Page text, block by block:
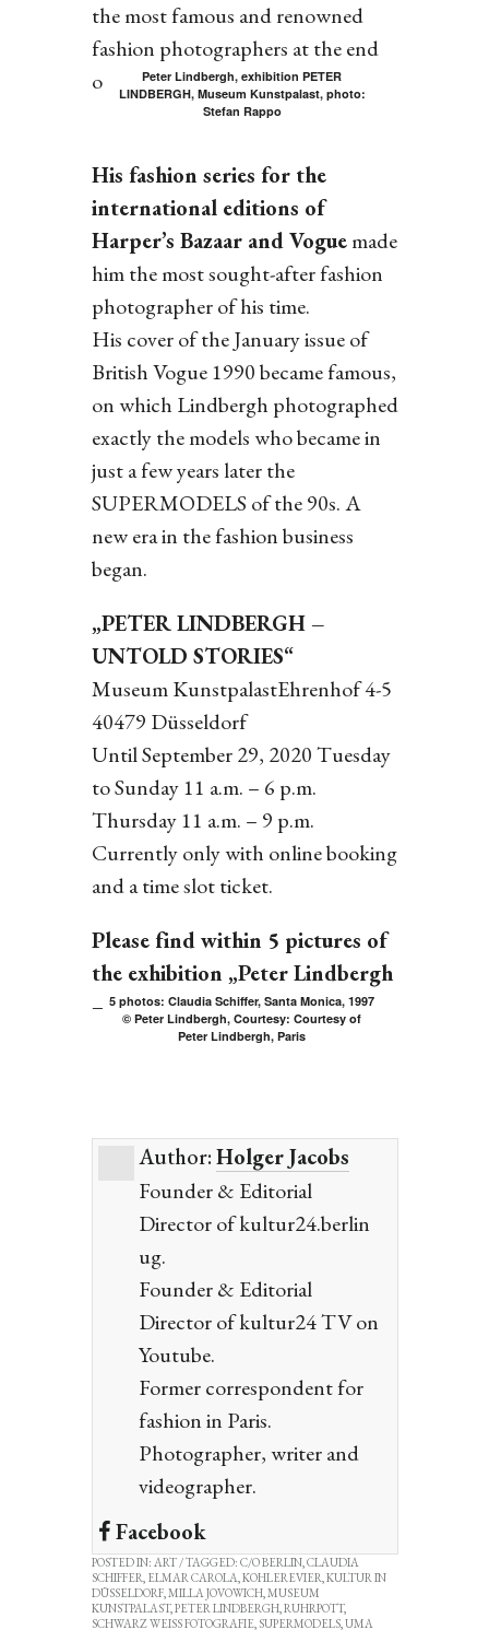
the most famous and renowned
fashion photographers at the end
of the 20th century.
Peter Lindbergh, exhibition PETER
LINDBERGH, Museum Kunstpalast, photo:
Stefan Rappo
His fashion series for the
international editions of
Harper’s Bazaar and Voguemade
him the most sought-after fashion
photographer of his time.
His cover of the January issue of
British Vogue 1990 became famous,
on which Lindbergh photographed
exactly the models who became in
just a few years later the
SUPERMODELS of the 90s. A
new era in the fashion business
began.
„PETER LINDBERGH –
UNTOLD STORIES“
Museum KunstpalastEhrenhof 4-5
40479 Düsseldorf
Until September 29, 2020 Tuesday
to Sunday 11 a.m. – 6 p.m.
Thursday 11 a.m. – 9 p.m.
Currently only with online booking
and a time slot ticket.
Please find within 5 pictures of
the exhibition „Peter Lindbergh
– Untold Stories“:
5 photos: Claudia Schiffer, Santa Monica, 1997
© Peter Lindbergh, Courtesy: Courtesy of
Peter Lindbergh, Paris
Author:Holger Jacobs
Founder & Editorial
Director of kultur24.berlin
ug.
Founder & Editorial
Director of kultur24 TV on
Youtube.
Former correspondent for
fashion in Paris.
Photographer, writer and
videographer.
Facebook
POSTED IN: ART/ TAGGED: C/O BERLIN,CLAUDIA
SCHIFFER, ELMAR CAROLA,KOHLEREVIER,KULTUR IN
DÜSSELDORF,MILLA JOVOWICH,MUSEUM
KUNSTPALAST,PETER LINDBERGH,RUHRPOTT,
SCHWARZ WEISS FOTOGRAFIE,SUPERMODELS,UMA